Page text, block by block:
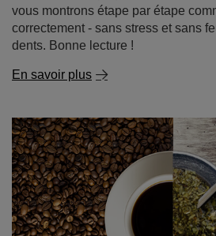
Yerba mate ou café : que choisir ?